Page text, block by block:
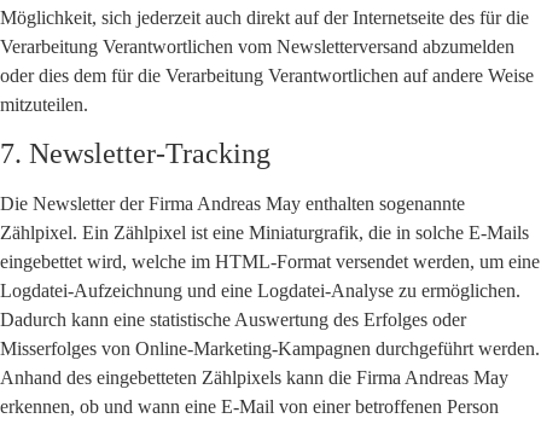
Möglichkeit, sich jederzeit auch direkt auf der Internetseite des für die
Verarbeitung Verantwortlichen vom Newsletterversand abzumelden
oder dies dem für die Verarbeitung Verantwortlichen auf andere Weise
mitzuteilen.
7. Newsletter-Tracking
Die Newsletter der Firma Andreas May enthalten sogenannte
Zählpixel. Ein Zählpixel ist eine Miniaturgrafik, die in solche E-Mails
eingebettet wird, welche im HTML-Format versendet werden, um eine
Logdatei-Aufzeichnung und eine Logdatei-Analyse zu ermöglichen.
Dadurch kann eine statistische Auswertung des Erfolges oder
Misserfolges von Online-Marketing-Kampagnen durchgeführt werden.
Anhand des eingebetteten Zählpixels kann die Firma Andreas May
erkennen, ob und wann eine E-Mail von einer betroffenen Person